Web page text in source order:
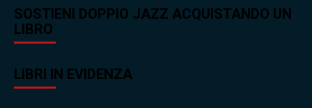
SOSTIENI DOPPIO JAZZ ACQUISTANDO UN
LIBRO
LIBRI IN EVIDENZA